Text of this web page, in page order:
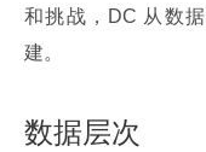
和挑战，DC 从数
建。
数据层次